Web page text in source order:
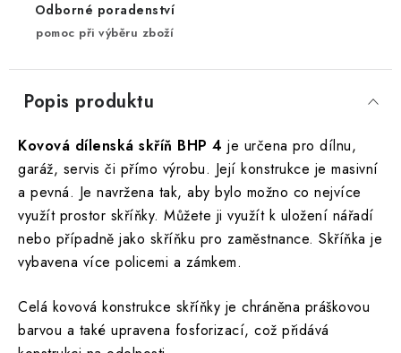
Odborné poradenství
pomoc při výběru zboží
Popis produktu
Kovová dílenská skříň BHP 4 je určena pro dílnu,
garáž, servis či přímo výrobu. Její konstrukce je masivní
a pevná. Je navržena tak, aby bylo možno co nejvíce
využít prostor skříňky. Můžete ji využít k uložení nářadí
nebo případně jako skříňku pro zaměstnance. Skříňka je
vybavena více policemi a zámkem.
Celá kovová konstrukce skříňky je chráněna práškovou
barvou a také upravena fosforizací, což přidává